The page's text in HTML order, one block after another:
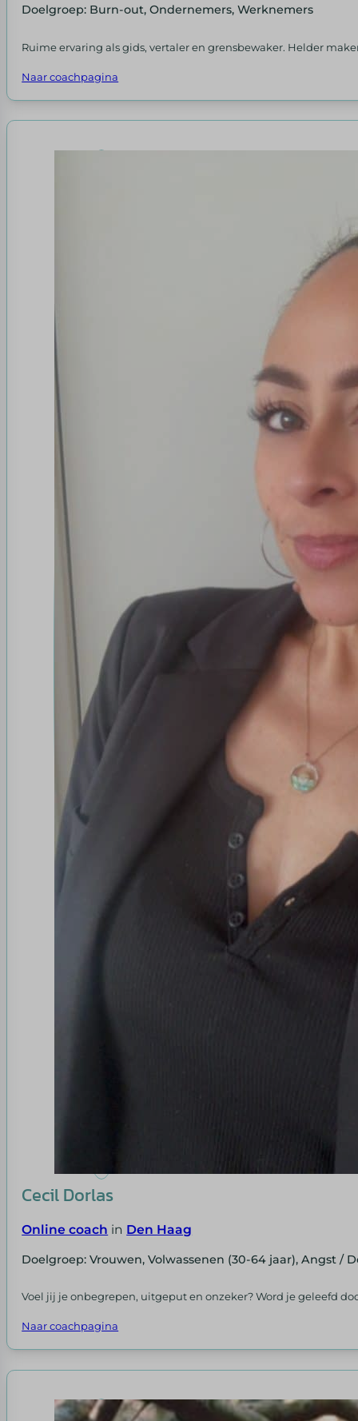
Doelgroep: Burn-out, Ondernemers, Werknemers
Ruime ervaring als gids, vertaler en grensbewaker. Helder
Naar coachpagina
Cecil Dorlas
Online coach in Den Haag
Doelgroep: Vrouwen, Volwassenen (30-64 jaar), Angst /
Voel jij je onbegrepen, uitgeput en onzeker? Word je geleefd
Naar coachpagina